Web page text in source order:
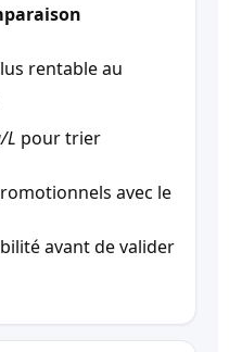
rentable au
L pour trier
avec le
avant de valider